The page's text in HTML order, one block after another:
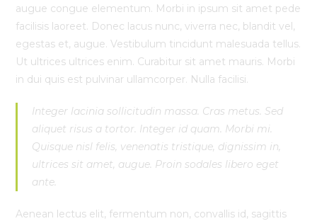
augue congue elementum. Morbi in ipsum sit amet pede
facilisis laoreet. Donec lacus nunc, viverra nec, blandit vel,
egestas et, augue. Vestibulum tincidunt malesuada tellus.
Ut ultrices ultrices enim. Curabitur sit amet mauris. Morbi
in dui quis est pulvinar ullamcorper. Nulla facilisi.
Integer lacinia sollicitudin massa. Cras metus. Sed
aliquet risus a tortor. Integer id quam. Morbi mi.
Quisque nisl felis, venenatis tristique, dignissim in,
ultrices sit amet, augue. Proin sodales libero eget
ante.
Aenean lectus elit, fermentum non, convallis id, sagittis